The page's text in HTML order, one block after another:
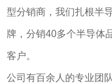
型分销商，我们扎根半
牌，分销40多个半导体
客户。
公司有百余人的专业团